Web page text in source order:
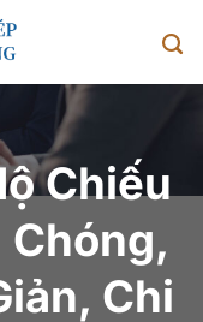
Chiếu
Chóng,
Chi